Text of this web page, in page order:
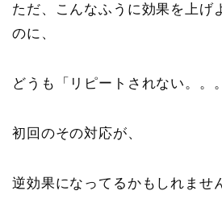
ただ、こんなふうに効果を上げ
のに、
どうも「リピートされない。。
初回のその対応が、
逆効果になってるかもしれませ